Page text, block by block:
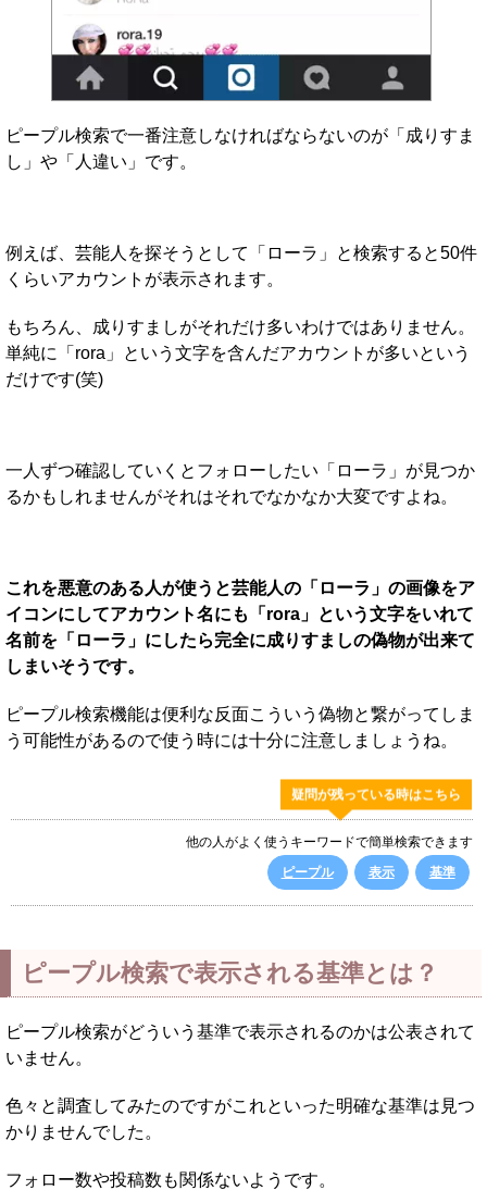
ピープル検索で一番注意しなければならないのが「成りすま
し」や「人違い」です。
例えば、芸能人を探そうとして「ローラ」と検索すると50件
くらいアカウントが表示されます。
もちろん、成りすましがそれだけ多いわけではありません。
単純に「rora」という文字を含んだアカウントが多いという
だけです(笑)
一人ずつ確認していくとフォローしたい「ローラ」が見つか
るかもしれませんがそれはそれでなかなか大変ですよね。
これを悪意のある人が使うと芸能人の「ローラ」の画像をア
イコンにしてアカウント名にも「rora」という文字をいれて
名前を「ローラ」にしたら完全に成りすましの偽物が出来て
しまいそうです。
ピープル検索機能は便利な反面こういう偽物と繋がってしま
う可能性があるので使う時には十分に注意しましょうね。
疑問が残っている時はこちら
他の人がよく使うキーワードで簡単検索できます
ピープル
表示 基準
ピープル検索で表示される基準とは？
ピープル検索がどういう基準で表示されるのかは公表されて
いません。
色々と調査してみたのですがこれといった明確な基準は見つ
かりませんでした。
フォロー数や投稿数も関係ないようです。